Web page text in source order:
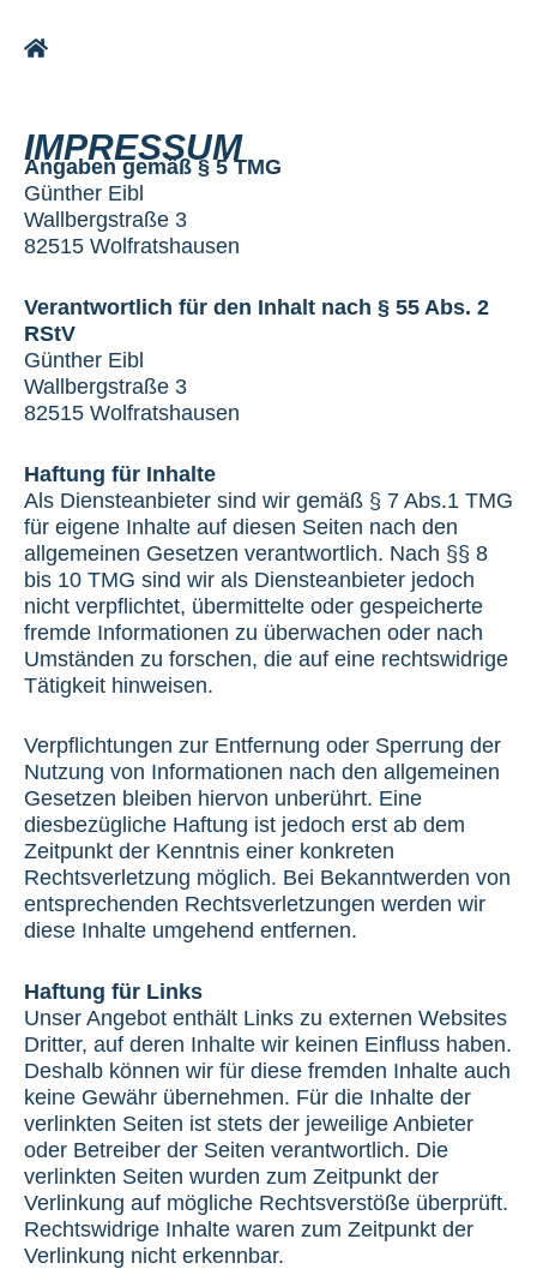
IMPRESSUM
Angaben gemäß § 5 TMG
Günther Eibl
Wallbergstraße 3
82515 Wolfratshausen
Verantwortlich für den Inhalt nach § 55 Abs. 2
RStV
Günther Eibl
Wallbergstraße 3
82515 Wolfratshausen
Haftung für Inhalte
Als Diensteanbieter sind wir gemäß § 7 Abs.1 TMG
für eigene Inhalte auf diesen Seiten nach den
allgemeinen Gesetzen verantwortlich. Nach §§ 8
bis 10 TMG sind wir als Diensteanbieter jedoch
nicht verpflichtet, übermittelte oder gespeicherte
fremde Informationen zu überwachen oder nach
Umständen zu forschen, die auf eine rechtswidrige
Tätigkeit hinweisen.
Verpflichtungen zur Entfernung oder Sperrung der
Nutzung von Informationen nach den allgemeinen
Gesetzen bleiben hiervon unberührt. Eine
diesbezügliche Haftung ist jedoch erst ab dem
Zeitpunkt der Kenntnis einer konkreten
Rechtsverletzung möglich. Bei Bekanntwerden von
entsprechenden Rechtsverletzungen werden wir
diese Inhalte umgehend entfernen.
Haftung für Links
Unser Angebot enthält Links zu externen Websites
Dritter, auf deren Inhalte wir keinen Einfluss haben.
Deshalb können wir für diese fremden Inhalte auch
keine Gewähr übernehmen. Für die Inhalte der
verlinkten Seiten ist stets der jeweilige Anbieter
oder Betreiber der Seiten verantwortlich. Die
verlinkten Seiten wurden zum Zeitpunkt der
Verlinkung auf mögliche Rechtsverstöße überprüft.
Rechtswidrige Inhalte waren zum Zeitpunkt der
Verlinkung nicht erkennbar.